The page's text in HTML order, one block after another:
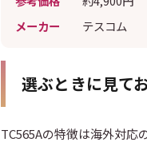
メーカー
テスコム
選ぶときに見て
TC565Aの特徴は海外対応